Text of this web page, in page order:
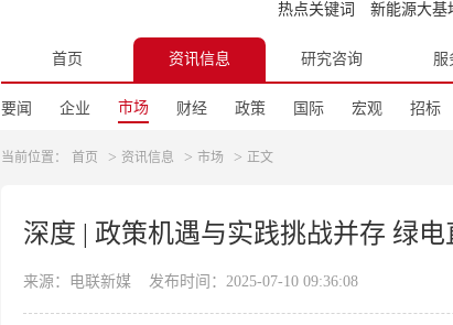
热点关键词 新能源大基
首页 资讯信息 研究咨询 服
要闻 企业 市场 财经 政策 国际 宏观 招标
当前位置： 首页 > 资讯信息 > 市场 > 正文
深度 | 政策机遇与实践挑战并存 绿
来源：电联新媒 发布时间：2025-07-10 09:36:08